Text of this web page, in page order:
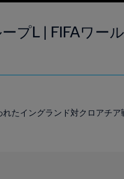
プL | FIFAワー
たイングランド対クロアチ